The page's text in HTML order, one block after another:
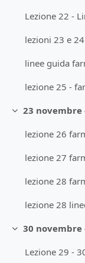
Minimizza
23 novembre
lezione 26
lezione 28
Minimizza
30 novembre